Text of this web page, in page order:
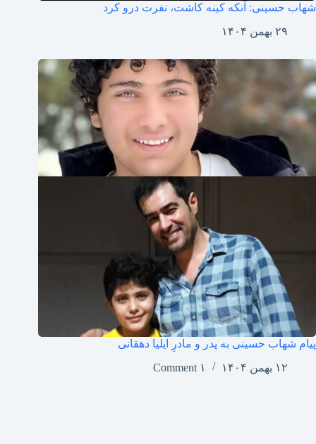
شهاب حسینی: آنکه کینه کاشت، نفرت درو کرد
۲۹ بهمن ۱۴۰۴
پیام شهاب حسینی به پدر و مادرِ ایلیا دهقانی
۱۲ بهمن ۱۴۰۴
۱ Comment